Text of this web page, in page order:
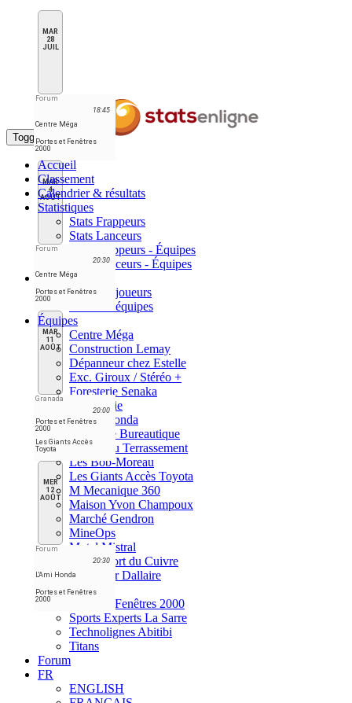
MAR
28
JUIL
Forum
18:45
Centre Méga
Portes et Fenêtres
2000
MAR
4
AOÛT
Forum
20:30
Centre Méga
Portes et Fenêtres
2000
MAR
11
AOÛT
Granada
20:00
Portes et Fenêtres
2000
Les Giants Accès
Toyota
MER
12
AOÛT
Forum
20:30
L'Ami Honda
Portes et Fenêtres
2000
Toggle navigation
Accueil
Classement
Calendrier & résultats
Statistiques
Stats Frappeurs
Stats Lanceurs
Stats Frappeurs - Équipes
Stats Lanceurs - Équipes
Meneurs
Meneurs joueurs
Meneurs équipes
Équipes
Centre Méga
Construction Lemay
Dépanneur chez Estelle
Exc. Giroux / Stéréo +
Foresterie Senaka
La Vitrerie
L'Ami Honda
Larouche Bureautique
Les As du Terrassement
Les Bob-Moreau
Les Giants Accès Toyota
M Mecanique 360
Maison Yvon Champoux
Marché Gendron
MineOps
Motel Mistral
Moto Sport du Cuivre
Nettoyeur Dallaire
Orioles
Portes et Fenêtres 2000
Sports Experts La Sarre
Technolignes Abitibi
Titans
Forum
FR
ENGLISH